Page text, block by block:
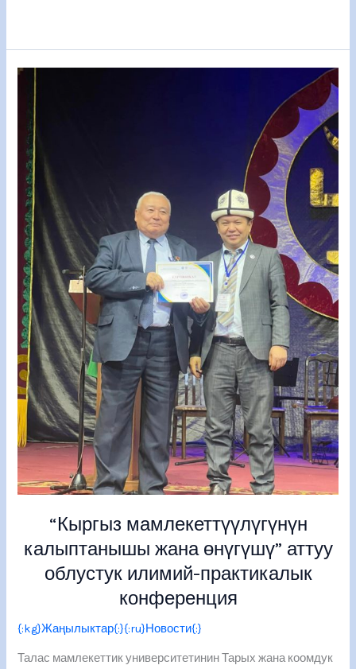
“Кыргыз мамлекеттүүлүгүнүн
калыптанышы жана өнүгүшү” аттуу
облустук илимий-практикалык
конференция
{:kg}Жаңылыктар{:}{:ru}Новости{:}
Талас мамлекеттик университетинин Тарых жана коомдук
“Кыргыз
жана
өнүгүшү”
аттуу
облустук
илимий-
практикалык
конференция